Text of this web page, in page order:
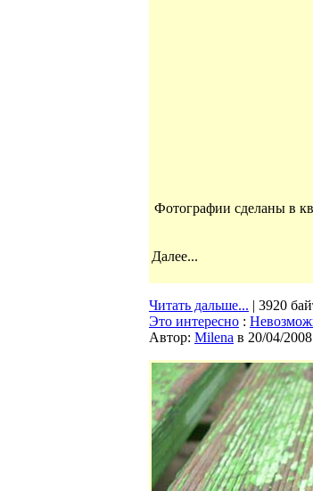
Фотографии сделаны в
Далее...
Читать дальше... | 3920
Это интересно :
Автор: Milena в 20/04/